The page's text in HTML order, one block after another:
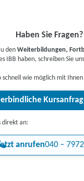
hiergerne vorab über
,Berufstätige,Unternehmen
.
Haben Sie Fragen?
denWeiterbildungen,
IBB haben, schreiben Sie
schnell wie möglich mit
direkt an:
anrufen040 –